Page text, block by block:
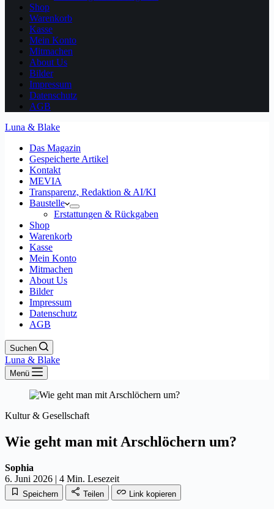
Shop
Warenkorb
Kasse
Mein Konto
Mitmachen
About Us
Bilder
Impressum
Datenschutz
AGB
Luna & Blake
Das Magazin
Gespeicherte Artikel
Kontakt
MEVIA
Transparenz, Redaktion & AI/KI
Baustelle
Erstattungen & Rückgaben
Shop
Warenkorb
Kasse
Mein Konto
Mitmachen
About Us
Bilder
Impressum
Datenschutz
AGB
Suchen
Luna & Blake
Menü
Kultur & Gesellschaft
Wie geht man mit Arschlöchern um?
Sophia
6. Juni 2026 | 4 Min. Lesezeit
Speichern Teilen Link kopieren